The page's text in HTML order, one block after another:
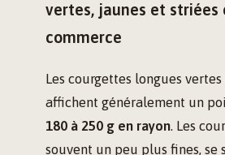
vertes, jaunes et striées
commerce
Les courgettes longues
affichent généralement un
180 à 250 g en rayon. Les
souvent un peu plus fines, se